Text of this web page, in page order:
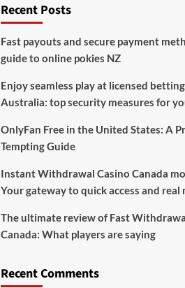
Recent Posts
Fast payouts and secure payment
guide to online pokies NZ
Enjoy seamless play at licensed
Australia: top security measures for
OnlyFan Free in the United States: A
Tempting Guide
Instant Withdrawal Casino Canada
Your gateway to quick access and real
The ultimate review of Fast
Canada: What players are saying
Recent Comments